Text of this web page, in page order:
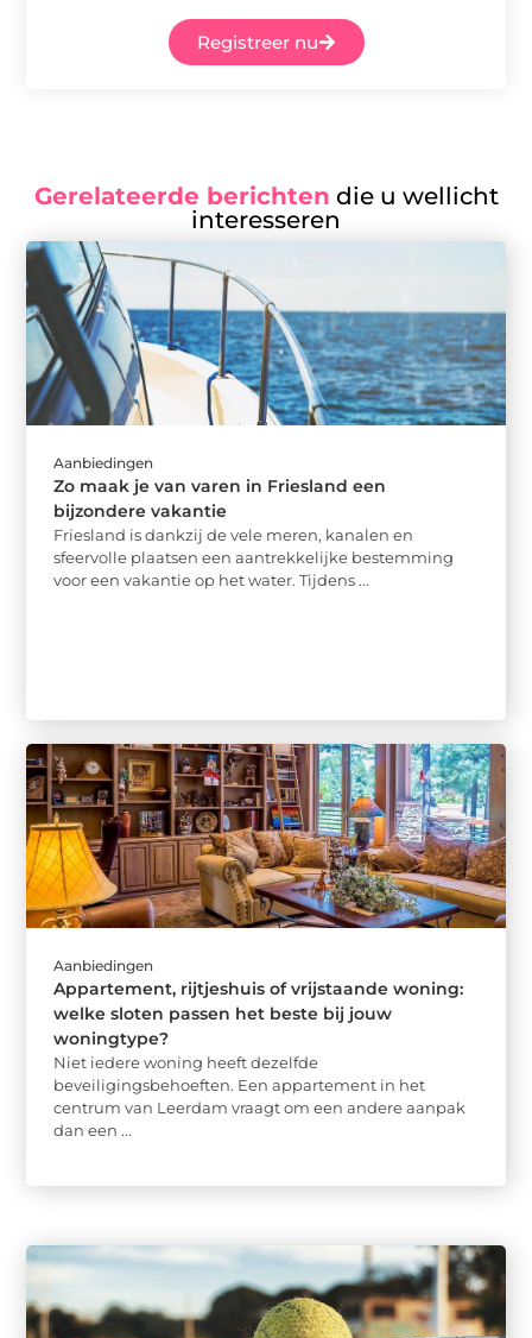
Registreer nu
Gerelateerde berichten die u wellicht
interesseren
Aanbiedingen
Zo maak je van varen in Friesland een
bijzondere vakantie
Friesland is dankzij de vele meren, kanalen en
sfeervolle plaatsen een aantrekkelijke bestemming
voor een vakantie op het water. Tijdens ...
Aanbiedingen
Appartement, rijtjeshuis of vrijstaande woning:
welke sloten passen het beste bij jouw
woningtype?
Niet iedere woning heeft dezelfde
beveiligingsbehoeften. Een appartement in het
centrum van Leerdam vraagt om een andere aanpak
dan een ...